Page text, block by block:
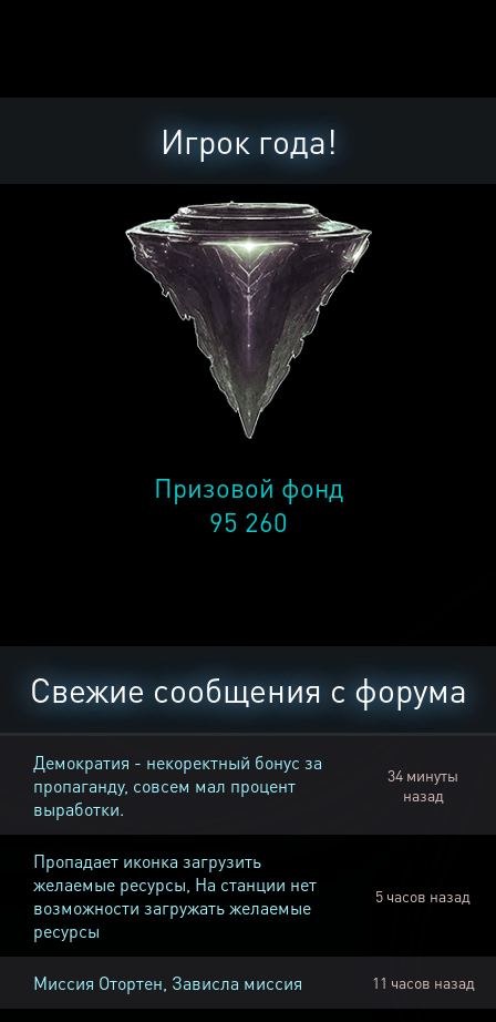
Игрок года!
Призовой фонд
95 260
Свежие сообщения с форума
Демократия - некоректный бонус за
пропаганду, совсем мал процент
выработки.
34 минуты
назад
Пропадает иконка загрузить
желаемые ресурсы, На станции нет
возможности загружать желаемые
ресурсы
5 часов назад
Миссия Отортен, Зависла миссия 11 часов назад